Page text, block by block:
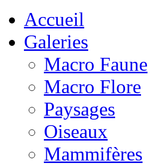
Accueil
Galeries
Macro Faune
Macro Flore
Paysages
Oiseaux
Mammifères